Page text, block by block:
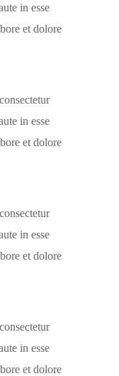
in esse
et dolore
in esse
et dolore
in esse
et dolore
in esse
et dolore